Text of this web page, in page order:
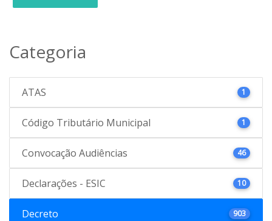
Categoria
ATAS 1
Código Tributário Municipal 1
Convocação Audiências 46
Declarações - ESIC 10
Decreto 903